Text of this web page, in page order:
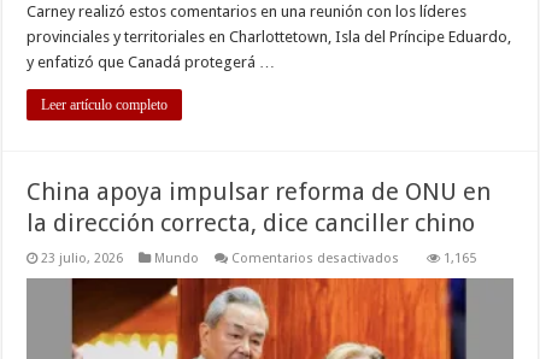
Carney realizó estos comentarios en una reunión con los líderes
provinciales y territoriales en Charlottetown, Isla del Príncipe Eduardo,
y enfatizó que Canadá protegerá …
Leer artículo completo
China apoya impulsar reforma de ONU en
la dirección correcta, dice canciller chino
23 julio, 2026 Mundo Comentarios desactivados
impulsar
reforma
1,165